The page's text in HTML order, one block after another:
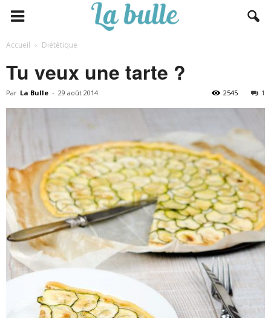
Accueil Diététique
Tu veux une tarte ?
Par La Bulle - 29 août 2014 1
2545